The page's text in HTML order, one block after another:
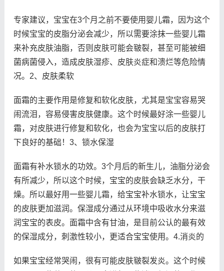
专家建议，宝宝在3个月之前不要使用婴儿霜，因为这个
时候宝宝的皮脂分泌会减少，所以需要涂抹一些婴儿霜
来补充皮肤油脂，否则皮肤可能会皲裂，甚至可能被细
菌病菌侵入，造成皮肤湿疹、皮肤炎症和溃烂等危险情
况。2、皮肤柔软
面霜的主要作用是修复和软化皮肤，尤其是宝宝容易哭
闹流泪，容易侵害皮肤健康。这个时候最好涂一些婴儿
霜，对皮肤进行修复和软化，也会为宝宝以后的皮肤打
下良好的基础！3、锁水保湿
面霜有补水锁水的功效。3个月后的新生儿，油脂分泌会
有所减少，所以这个时候，宝宝的皮肤会缺乏水分，干
燥。所以最好用一些婴儿霜，给宝宝补水锁水，让宝宝
的皮肤更加滋润。保湿成分通过从环境中吸收水分来滋
润宝宝的表皮。面霜中含有甘油，是目前公认的最有效
的保湿成分，刺激性较小，更适合宝宝使用。4.消炎的
如果宝宝经常哭闹，很有可能皮肤皲裂发炎。这个时候